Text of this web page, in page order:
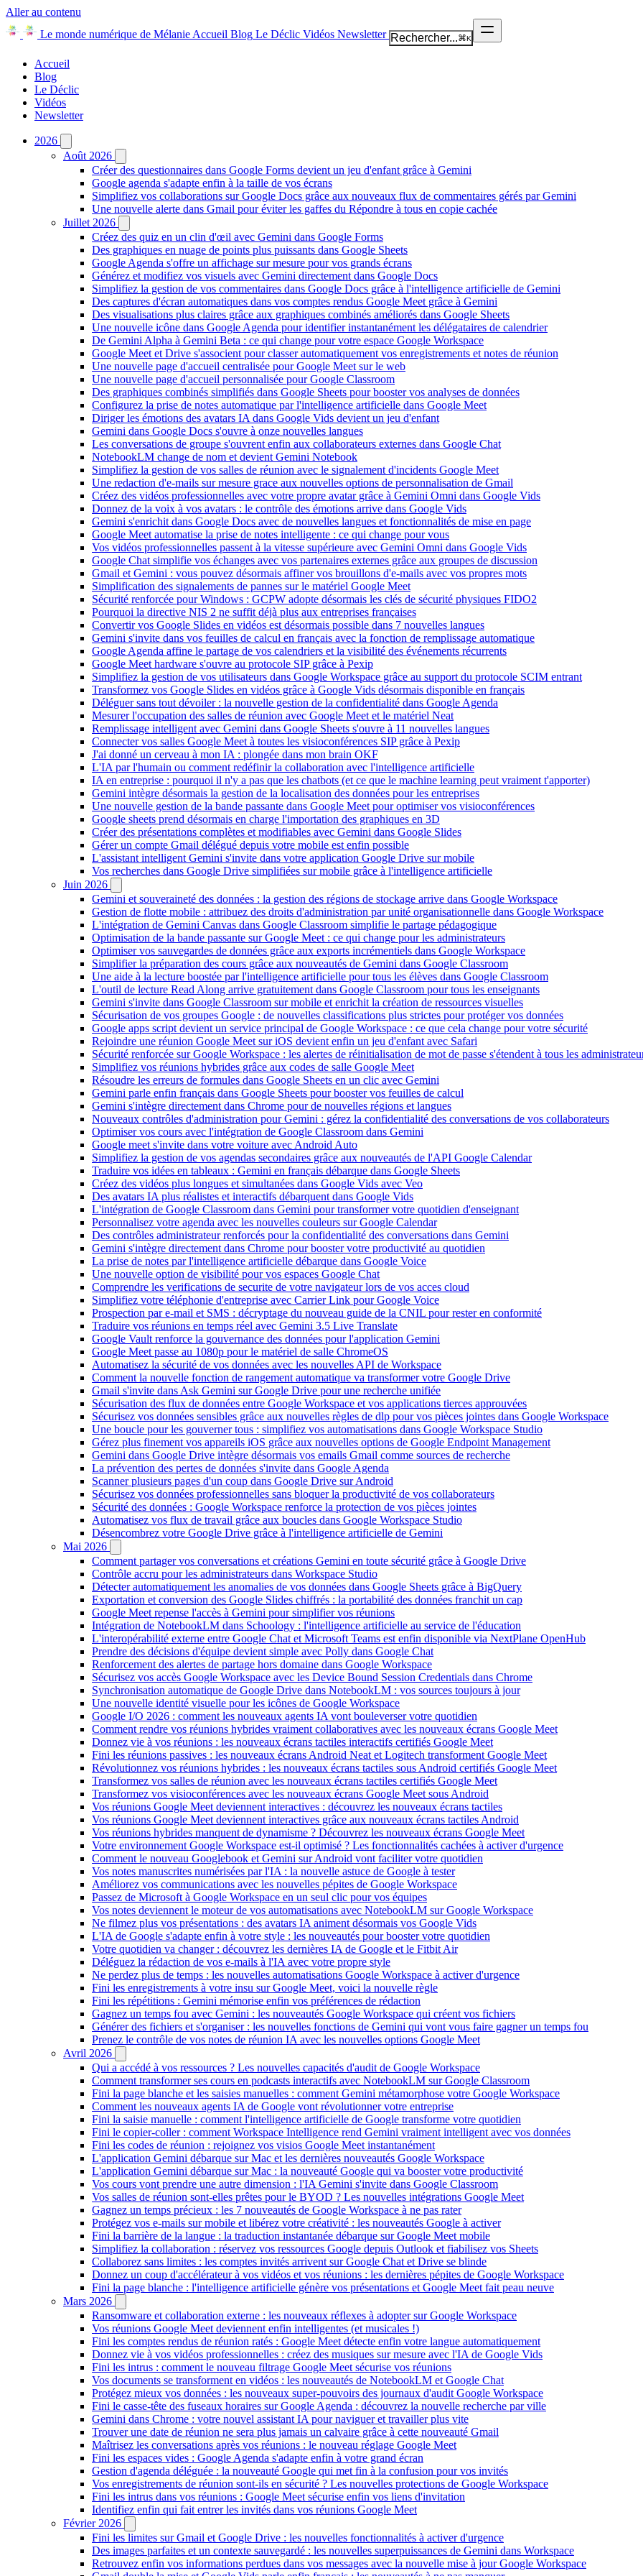
Aller au contenu
Le monde numérique de Mélanie Accueil Blog Le Déclic Vidéos Newsletter Rechercher...⌘K
Accueil
Blog
Le Déclic
Vidéos
Newsletter
2026
Août 2026
Créer des questionnaires dans Google Forms devient un jeu d'enfant grâce à Gemini
Google agenda s'adapte enfin à la taille de vos écrans
Simplifiez vos collaborations sur Google Docs grâce aux nouveaux flux de commentaires gérés par Gemini
Une nouvelle alerte dans Gmail pour éviter les gaffes du Répondre à tous en copie cachée
Juillet 2026
Créez des quiz en un clin d'œil avec Gemini dans Google Forms
Des graphiques en nuage de points plus puissants dans Google Sheets
Google Agenda s'offre un affichage sur mesure pour vos grands écrans
Générez et modifiez vos visuels avec Gemini directement dans Google Docs
Simplifiez la gestion de vos commentaires dans Google Docs grâce à l'intelligence artificielle de Gemini
Des captures d'écran automatiques dans vos comptes rendus Google Meet grâce à Gemini
Des visualisations plus claires grâce aux graphiques combinés améliorés dans Google Sheets
Une nouvelle icône dans Google Agenda pour identifier instantanément les délégataires de calendrier
De Gemini Alpha à Gemini Beta : ce qui change pour votre espace Google Workspace
Google Meet et Drive s'associent pour classer automatiquement vos enregistrements et notes de réunion
Une nouvelle page d'accueil centralisée pour Google Meet sur le web
Une nouvelle page d'accueil personnalisée pour Google Classroom
Des graphiques combinés simplifiés dans Google Sheets pour booster vos analyses de données
Configurez la prise de notes automatique par l'intelligence artificielle dans Google Meet
Diriger les émotions des avatars IA dans Google Vids devient un jeu d'enfant
Gemini dans Google Docs s'ouvre à onze nouvelles langues
Les conversations de groupe s'ouvrent enfin aux collaborateurs externes dans Google Chat
NotebookLM change de nom et devient Gemini Notebook
Simplifiez la gestion de vos salles de réunion avec le signalement d'incidents Google Meet
Une redaction d'e-mails sur mesure grace aux nouvelles options de personnalisation de Gmail
Créez des vidéos professionnelles avec votre propre avatar grâce à Gemini Omni dans Google Vids
Donnez de la voix à vos avatars : le contrôle des émotions arrive dans Google Vids
Gemini s'enrichit dans Google Docs avec de nouvelles langues et fonctionnalités de mise en page
Google Meet automatise la prise de notes intelligente : ce qui change pour vous
Vos vidéos professionnelles passent à la vitesse supérieure avec Gemini Omni dans Google Vids
Google Chat simplifie vos échanges avec vos partenaires externes grâce aux groupes de discussion
Gmail et Gemini : vous pouvez désormais affiner vos brouillons d'e-mails avec vos propres mots
Simplification des signalements de pannes sur le matériel Google Meet
Sécurité renforcée pour Windows : GCPW adopte désormais les clés de sécurité physiques FIDO2
Pourquoi la directive NIS 2 ne suffit déjà plus aux entreprises françaises
Convertir vos Google Slides en vidéos est désormais possible dans 7 nouvelles langues
Gemini s'invite dans vos feuilles de calcul en français avec la fonction de remplissage automatique
Google Agenda affine le partage de vos calendriers et la visibilité des événements récurrents
Google Meet hardware s'ouvre au protocole SIP grâce à Pexip
Simplifiez la gestion de vos utilisateurs dans Google Workspace grâce au support du protocole SCIM entrant
Transformez vos Google Slides en vidéos grâce à Google Vids désormais disponible en français
Déléguer sans tout dévoiler : la nouvelle gestion de la confidentialité dans Google Agenda
Mesurer l'occupation des salles de réunion avec Google Meet et le matériel Neat
Remplissage intelligent avec Gemini dans Google Sheets s'ouvre à 11 nouvelles langues
Connecter vos salles Google Meet à toutes les visioconférences SIP grâce à Pexip
J'ai donné un cerveau à mon IA : plongée dans mon brain OKF
L'IA par l'humain ou comment redéfinir la collaboration avec l'intelligence artificielle
IA en entreprise : pourquoi il n'y a pas que les chatbots (et ce que le machine learning peut vraiment t'apporter)
Gemini intègre désormais la gestion de la localisation des données pour les entreprises
Une nouvelle gestion de la bande passante dans Google Meet pour optimiser vos visioconférences
Google sheets prend désormais en charge l'importation des graphiques en 3D
Créer des présentations complètes et modifiables avec Gemini dans Google Slides
Gérer un compte Gmail délégué depuis votre mobile est enfin possible
L'assistant intelligent Gemini s'invite dans votre application Google Drive sur mobile
Vos recherches dans Google Drive simplifiées sur mobile grâce à l'intelligence artificielle
Juin 2026
Gemini et souveraineté des données : la gestion des régions de stockage arrive dans Google Workspace
Gestion de flotte mobile : attribuez des droits d'administration par unité organisationnelle dans Google Workspace
L'intégration de Gemini Canvas dans Google Classroom simplifie le partage pédagogique
Optimisation de la bande passante sur Google Meet : ce qui change pour les administrateurs
Optimiser vos sauvegardes de données grâce aux exports incrémentiels dans Google Workspace
Simplifier la préparation des cours grâce aux nouveautés de Gemini dans Google Classroom
Une aide à la lecture boostée par l'intelligence artificielle pour tous les élèves dans Google Classroom
L'outil de lecture Read Along arrive gratuitement dans Google Classroom pour tous les enseignants
Gemini s'invite dans Google Classroom sur mobile et enrichit la création de ressources visuelles
Sécurisation de vos groupes Google : de nouvelles classifications plus strictes pour protéger vos données
Google apps script devient un service principal de Google Workspace : ce que cela change pour votre sécurité
Rejoindre une réunion Google Meet sur iOS devient enfin un jeu d'enfant avec Safari
Sécurité renforcée sur Google Workspace : les alertes de réinitialisation de mot de passe s'étendent à tous les
Simplifiez vos réunions hybrides grâce aux codes de salle Google Meet
Résoudre les erreurs de formules dans Google Sheets en un clic avec Gemini
Gemini parle enfin français dans Google Sheets pour booster vos feuilles de calcul
Gemini s'intègre directement dans Chrome pour de nouvelles régions et langues
Nouveaux contrôles d'administration pour Gemini : gérez la confidentialité des conversations de vos collaborateurs
Optimiser vos cours avec l'intégration de Google Classroom dans Gemini
Google meet s'invite dans votre voiture avec Android Auto
Simplifiez la gestion de vos agendas secondaires grâce aux nouveautés de l'API Google Calendar
Traduire vos idées en tableaux : Gemini en français débarque dans Google Sheets
Créez des vidéos plus longues et simultanées dans Google Vids avec Veo
Des avatars IA plus réalistes et interactifs débarquent dans Google Vids
L'intégration de Google Classroom dans Gemini pour transformer votre quotidien d'enseignant
Personnalisez votre agenda avec les nouvelles couleurs sur Google Calendar
Des contrôles administrateur renforcés pour la confidentialité des conversations dans Gemini
Gemini s'intègre directement dans Chrome pour booster votre productivité au quotidien
La prise de notes par l'intelligence artificielle débarque dans Google Voice
Une nouvelle option de visibilité pour vos espaces Google Chat
Comprendre les verifications de securite de votre navigateur lors de vos acces cloud
Simplifiez votre téléphonie d'entreprise avec Carrier Link pour Google Voice
Prospection par e-mail et SMS : décryptage du nouveau guide de la CNIL pour rester en conformité
Traduire vos réunions en temps réel avec Gemini 3.5 Live Translate
Google Vault renforce la gouvernance des données pour l'application Gemini
Google Meet passe au 1080p pour le matériel de salle ChromeOS
Automatisez la sécurité de vos données avec les nouvelles API de Workspace
Comment la nouvelle fonction de rangement automatique va transformer votre Google Drive
Gmail s'invite dans Ask Gemini sur Google Drive pour une recherche unifiée
Sécurisation des flux de données entre Google Workspace et vos applications tierces approuvées
Sécurisez vos données sensibles grâce aux nouvelles règles de dlp pour vos pièces jointes dans Google Workspace
Une boucle pour les gouverner tous : simplifiez vos automatisations dans Google Workspace Studio
Gérez plus finement vos appareils iOS grâce aux nouvelles options de Google Endpoint Management
Gemini dans Google Drive intègre désormais vos emails Gmail comme sources de recherche
La prévention des pertes de données s'invite dans Google Agenda
Scanner plusieurs pages d'un coup dans Google Drive sur Android
Sécurisez vos données professionnelles sans bloquer la productivité de vos collaborateurs
Sécurité des données : Google Workspace renforce la protection de vos pièces jointes
Automatisez vos flux de travail grâce aux boucles dans Google Workspace Studio
Désencombrez votre Google Drive grâce à l'intelligence artificielle de Gemini
Mai 2026
Comment partager vos conversations et créations Gemini en toute sécurité grâce à Google Drive
Contrôle accru pour les administrateurs dans Workspace Studio
Détecter automatiquement les anomalies de vos données dans Google Sheets grâce à BigQuery
Exportation et conversion des Google Slides chiffrés : la portabilité des données franchit un cap
Google Meet repense l'accès à Gemini pour simplifier vos réunions
Intégration de NotebookLM dans Schoology : l'intelligence artificielle au service de l'éducation
L'interopérabilité externe entre Google Chat et Microsoft Teams est enfin disponible via NextPlane OpenHub
Prendre des décisions d'équipe devient simple avec Polly dans Google Chat
Renforcement des alertes de partage hors domaine dans Google Workspace
Sécurisez vos accès Google Workspace avec les Device Bound Session Credentials dans Chrome
Synchronisation automatique de Google Drive dans NotebookLM : vos sources toujours à jour
Une nouvelle identité visuelle pour les icônes de Google Workspace
Google I/O 2026 : comment les nouveaux agents IA vont bouleverser votre quotidien
Comment rendre vos réunions hybrides vraiment collaboratives avec les nouveaux écrans Google Meet
Donnez vie à vos réunions : les nouveaux écrans tactiles interactifs certifiés Google Meet
Fini les réunions passives : les nouveaux écrans Android Neat et Logitech transforment Google Meet
Révolutionnez vos réunions hybrides : les nouveaux écrans tactiles sous Android certifiés Google Meet
Transformez vos salles de réunion avec les nouveaux écrans tactiles certifiés Google Meet
Transformez vos visioconférences avec les nouveaux écrans Google Meet sous Android
Vos réunions Google Meet deviennent interactives : découvrez les nouveaux écrans tactiles
Vos réunions Google Meet deviennent interactives grâce aux nouveaux écrans tactiles Android
Vos réunions hybrides manquent de dynamisme ? Découvrez les nouveaux écrans Google Meet
Votre environnement Google Workspace est-il optimisé ? Les fonctionnalités cachées à activer d'urgence
Comment le nouveau Googlebook et Gemini sur Android vont faciliter votre quotidien
Vos notes manuscrites numérisées par l'IA : la nouvelle astuce de Google à tester
Améliorez vos communications avec les nouvelles pépites de Google Workspace
Passez de Microsoft à Google Workspace en un seul clic pour vos équipes
Vos notes deviennent le moteur de vos automatisations avec NotebookLM sur Google Workspace
Ne filmez plus vos présentations : des avatars IA animent désormais vos Google Vids
L'IA de Google s'adapte enfin à votre style : les nouveautés pour booster votre quotidien
Votre quotidien va changer : découvrez les dernières IA de Google et le Fitbit Air
Déléguez la rédaction de vos e-mails à l'IA avec votre propre style
Ne perdez plus de temps : les nouvelles automatisations Google Workspace à activer d'urgence
Fini les enregistrements à votre insu sur Google Meet, voici la nouvelle règle
Fini les répétitions : Gemini mémorise enfin vos préférences de rédaction
Gagnez un temps fou avec Gemini : les nouveautés Google Workspace qui créent vos fichiers
Générer des fichiers et s'organiser : les nouvelles fonctions de Gemini qui vont vous faire gagner un temps fou
Prenez le contrôle de vos notes de réunion IA avec les nouvelles options Google Meet
Avril 2026
Qui a accédé à vos ressources ? Les nouvelles capacités d'audit de Google Workspace
Comment transformer ses cours en podcasts interactifs avec NotebookLM sur Google Classroom
Fini la page blanche et les saisies manuelles : comment Gemini métamorphose votre Google Workspace
Comment les nouveaux agents IA de Google vont révolutionner votre entreprise
Fini la saisie manuelle : comment l'intelligence artificielle de Google transforme votre quotidien
Fini le copier-coller : comment Workspace Intelligence rend Gemini vraiment intelligent avec vos données
Fini les codes de réunion : rejoignez vos visios Google Meet instantanément
L'application Gemini débarque sur Mac et les dernières nouveautés Google Workspace
L'application Gemini débarque sur Mac : la nouveauté Google qui va booster votre productivité
Vos cours vont prendre une autre dimension : l'IA Gemini s'invite dans Google Classroom
Vos salles de réunion sont-elles prêtes pour le BYOD ? Les nouvelles intégrations Google Meet
Gagnez un temps précieux : les 7 nouveautés de Google Workspace à ne pas rater
Protégez vos e-mails sur mobile et libérez votre créativité : les nouveautés Google à activer
Fini la barrière de la langue : la traduction instantanée débarque sur Google Meet mobile
Simplifiez la collaboration : réservez vos ressources Google depuis Outlook et fiabilisez vos Sheets
Collaborez sans limites : les comptes invités arrivent sur Google Chat et Drive se blinde
Donnez un coup d'accélérateur à vos vidéos et vos réunions : les dernières pépites de Google Workspace
Fini la page blanche : l'intelligence artificielle génère vos présentations et Google Meet fait peau neuve
Mars 2026
Ransomware et collaboration externe : les nouveaux réflexes à adopter sur Google Workspace
Vos réunions Google Meet deviennent enfin intelligentes (et musicales !)
Fini les comptes rendus de réunion ratés : Google Meet détecte enfin votre langue automatiquement
Donnez vie à vos vidéos professionnelles : créez des musiques sur mesure avec l'IA de Google Vids
Fini les intrus : comment le nouveau filtrage Google Meet sécurise vos réunions
Vos documents se transforment en vidéos : les nouveautés de NotebookLM et Google Chat
Protégez mieux vos données : les nouveaux super-pouvoirs des journaux d'audit Google Workspace
Fini le casse-tête des fuseaux horaires sur Google Agenda : découvrez la nouvelle recherche par ville
Gemini dans Chrome : votre nouvel assistant IA pour naviguer et travailler plus vite
Trouver une date de réunion ne sera plus jamais un calvaire grâce à cette nouveauté Gmail
Maîtrisez les conversations après vos réunions : le nouveau réglage Google Meet
Fini les espaces vides : Google Agenda s'adapte enfin à votre grand écran
Gestion d'agenda déléguée : la nouveauté Google qui met fin à la confusion pour vos invités
Vos enregistrements de réunion sont-ils en sécurité ? Les nouvelles protections de Google Workspace
Fini les intrus dans vos réunions : Google Meet sécurise enfin vos liens d'invitation
Identifiez enfin qui fait entrer les invités dans vos réunions Google Meet
Février 2026
Fini les limites sur Gmail et Google Drive : les nouvelles fonctionnalités à activer d'urgence
Des images parfaites et un contexte sauvegardé : les nouvelles superpuissances de Gemini dans Workspace
Retrouvez enfin vos informations perdues dans vos messages avec la nouvelle mise à jour Google Workspace